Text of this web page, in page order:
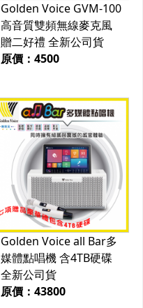
Golden Voice GVM-100
高音質雙頻無線麥克風
贈二好禮 全新公司貨
原價：4500
Golden Voice all Bar多
媒體點唱機 含4TB硬碟
全新公司貨
原價：43800